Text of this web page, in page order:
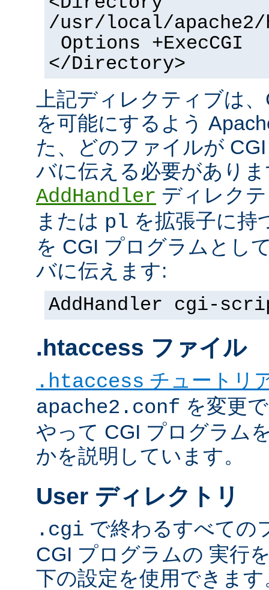
/usr/local/apache2/
Options +ExecCGI
</Directory>
上記ディレクティブは
を可能にするよう
た、どのファイルが
バに伝える必要があり
AddHandler ディレク
または pl を拡張子に持
を CGI プログラムとし
バに伝えます:
AddHandler cgi-
.htaccess ファイル
.htaccess チュートリ
apache2.conf を変更
やって CGI プログラム
かを説明しています。
User ディレクトリ
.cgi で終わるすべての
CGI プログラムの 実行
下の設定を使用できます